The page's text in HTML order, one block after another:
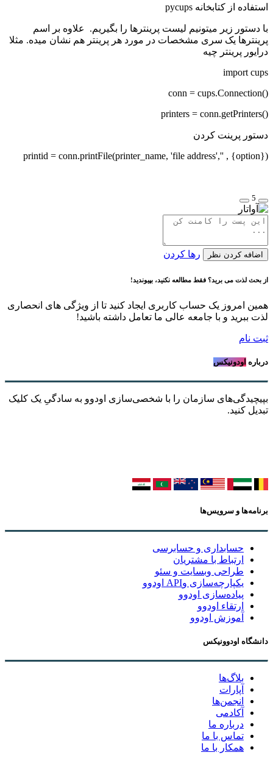
استفاده از کتابخانه pycups
با دستور زیر میتونیم لیست پرینترها را بگیریم. علاوه بر اسم
پرینترها یک سری مشخصات در مورد هر پرینتر هم نشان میده. مثلا
درایور پرینتر چیه
import cups
()conn = cups.Connection
()printers = conn.getPrinters
دستور پرینت کردن
printid = conn.printFile(printer_name, 'file address','' , {option})
5
اضافه کردن نظر رها کردن
از بحث لذت می برید؟ فقط مطالعه نکنید، بپیوندید!
همین امروز یک حساب کاربری ایجاد کنید تا از ویژگی های انحصاری
لذت ببرید و با جامعه عالی ما تعامل داشته باشید!
ثبت نام
درباره اودونیکس
بپیچیدگی‌های سازمان را با شخصی‌سازی اودوو به سادگیِ یک کلیک
تبدیل کنید.
برنامه‌ها و سرویس‌ها
حسابداری و حسابرسی
ارتباط با مشتریان
طراحی وبسایت و سئو
یکپارچه‌سازی وAPI اودوو
پیاده‌سازی اودوو
ارتقاء اودوو
آموزش اودوو
دانشگاه اودوونیکس
بلاگ‌ها
آپارات
انجمن‌ها
آکادمی
درباره ما
تماس با ما
همکار با ما